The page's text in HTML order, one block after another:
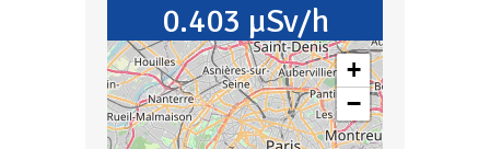
0.403 µSv/h
+
−